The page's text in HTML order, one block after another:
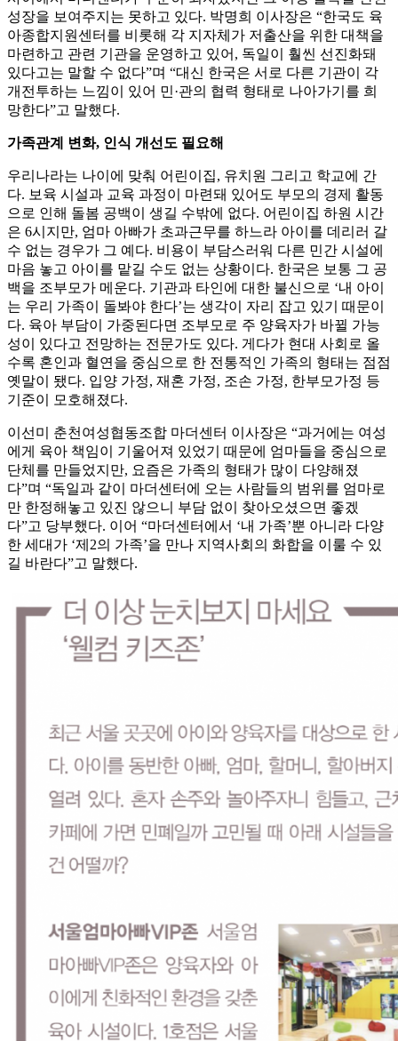
성장을 보여주지는 못하고 있다. 박명희 이사장은 “한국도 육
아종합지원센터를 비롯해 각 지자체가 저출산을 위한 대책을
마련하고 관련 기관을 운영하고 있어, 독일이 훨씬 선진화돼
있다고는 말할 수 없다”며 “대신 한국은 서로 다른 기관이 각
개전투하는 느낌이 있어 민·관의 협력 형태로 나아가기를 희
망한다”고 말했다.
가족관계 변화, 인식 개선도 필요해
우리나라는 나이에 맞춰 어린이집, 유치원 그리고 학교에 간
다. 보육 시설과 교육 과정이 마련돼 있어도 부모의 경제 활동
으로 인해 돌봄 공백이 생길 수밖에 없다. 어린이집 하원 시간
은 6시지만, 엄마 아빠가 초과근무를 하느라 아이를 데리러 갈
수 없는 경우가 그 예다. 비용이 부담스러워 다른 민간 시설에
마음 놓고 아이를 맡길 수도 없는 상황이다. 한국은 보통 그 공
백을 조부모가 메운다. 기관과 타인에 대한 불신으로 ‘내 아이
는 우리 가족이 돌봐야 한다’는 생각이 자리 잡고 있기 때문이
다. 육아 부담이 가중된다면 조부모로 주 양육자가 바뀔 가능
성이 있다고 전망하는 전문가도 있다. 게다가 현대 사회로 올
수록 혼인과 혈연을 중심으로 한 전통적인 가족의 형태는 점점
옛말이 됐다. 입양 가정, 재혼 가정, 조손 가정, 한부모가정 등
기준이 모호해졌다.
이선미 춘천여성협동조합 마더센터 이사장은 “과거에는 여성
에게 육아 책임이 기울어져 있었기 때문에 엄마들을 중심으로
단체를 만들었지만, 요즘은 가족의 형태가 많이 다양해졌
다”며 “독일과 같이 마더센터에 오는 사람들의 범위를 엄마로
만 한정해놓고 있진 않으니 부담 없이 찾아오셨으면 좋겠
다”고 당부했다. 이어 “마더센터에서 ‘내 가족’뿐 아니라 다양
한 세대가 ‘제2의 가족’을 만나 지역사회의 화합을 이룰 수 있
길 바란다”고 말했다.